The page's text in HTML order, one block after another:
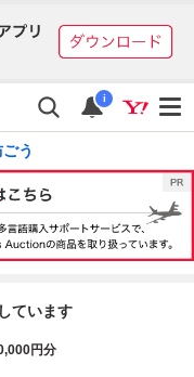
i
う
ています
円分